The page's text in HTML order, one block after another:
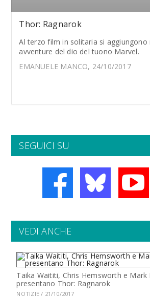
Thor: Ragnarok
Al terzo film in solitaria si aggiungono
avventure del dio del tuono Marvel.
EMANUELE MANCO, 24/10/2017
SEGUICI SU
VEDI ANCHE
Taika Waititi, Chris Hemsworth e Mark
presentano Thor: Ragnarok
NOTIZIE / 21/10/2017